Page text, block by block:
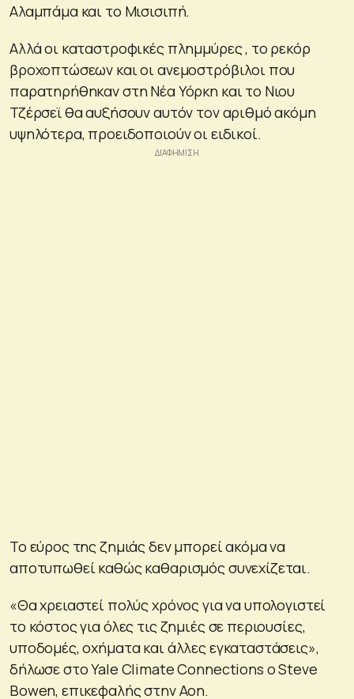
Αλαμπάμα και το Μισισιπή.
Αλλά οι καταστροφικές πλημμύρες , το ρεκόρ
βροχοπτώσεων και οι ανεμοστρόβιλοι που
παρατηρήθηκαν στη Νέα Υόρκη και το Νιου
Τζέρσεϊ θα αυξήσουν αυτόν τον αριθμό ακόμη
υψηλότερα, προειδοποιούν οι ειδικοί.
Το εύρος της ζημιάς δεν μπορεί ακόμα να
αποτυπωθεί καθώς καθαρισμός συνεχίζεται.
«Θα χρειαστεί πολύς χρόνος για να υπολογιστεί
το κόστος για όλες τις ζημιές σε περιουσίες,
υποδομές, οχήματα και άλλες εγκαταστάσεις»,
δήλωσε στο Yale Climate Connections ο Steve
Bowen, επικεφαλής στην Aon.